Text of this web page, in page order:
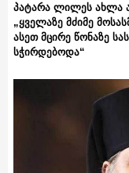
პატარა ლილეს ახლა
„ყველაზე მძიმე
ასეთ მცირე წონაზე
სჭირდებოდა“